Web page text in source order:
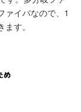
ァイバなので、1
す。